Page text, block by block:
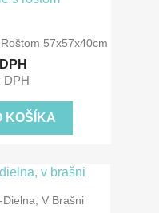
57x57x40cm
DPH
KOŠÍKA
V Brašni